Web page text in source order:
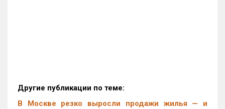
Другие публикации по теме:
В Москве резко выросли продажи жилья — и